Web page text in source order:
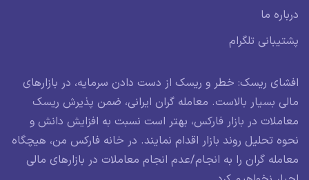
درباره ما
پشتیبانی تلگرام
افشای ریسک: خطر و ریسک از دست دادن سرمایه، در بازارهای
مالی بسیار بالاست. معامله گران ایرانی، ضمن پذیرش ریسک
معاملات در بازار فارکس، بهتر است نسبت به افزایش دانش و
نحوه تحلیل روند بازار اقدام نمایند. در خانه فارکس من، هیچگاه
معامله گران را به انجام/عدم انجام معاملات در بازارهای مالی